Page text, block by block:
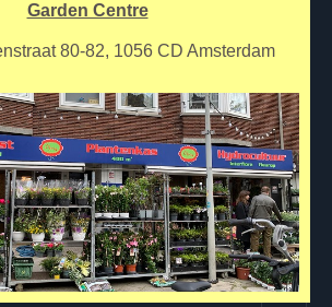
Garden Centre
80-82, 1056 CD Amsterdam